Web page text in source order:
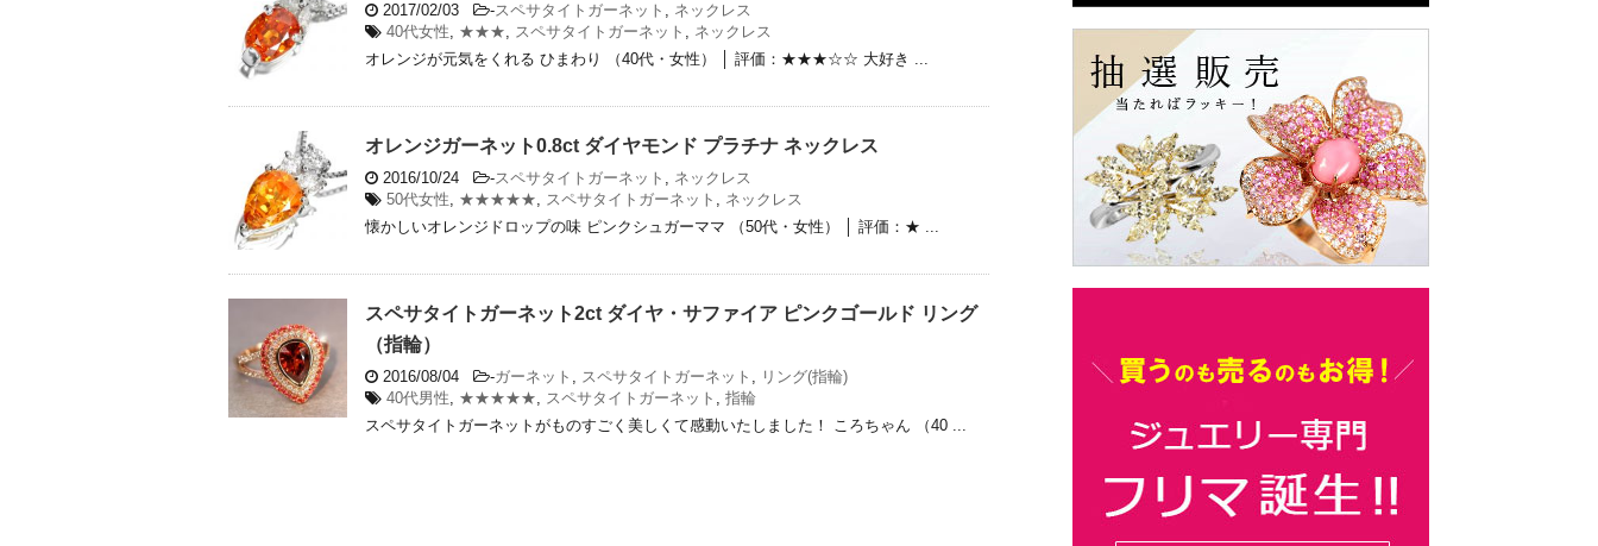
2017/02/03 -スペサタイトガーネット , ネックレス
40代女性, ★★★, スペサタイトガーネット , ネックレス
オレンジが元気をくれる ひまわり （40代・女性） │ 評価：★★★☆☆ 大好き ...
オレンジガーネット0.8ct ダイヤモンド プラチナ ネックレス
2016/10/24 -スペサタイトガーネット , ネックレス
50代女性, ★★★★★, スペサタイトガーネット , ネックレス
懐かしいオレンジドロップの味 ピンクシュガーママ （50代・女性） │ 評価：★ ...
スペサタイトガーネット2ct ダイヤ・サファイア ピンクゴールド リング
（指輪）
2016/08/04 -ガーネット , スペサタイトガーネット , リング(指輪)
40代男性, ★★★★★, スペサタイトガーネット , 指輪
スペサタイトガーネットがものすごく美しくて感動いたしました！ ころちゃん （40 ...